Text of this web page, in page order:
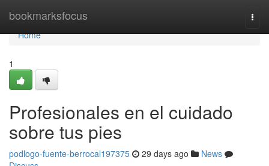
bookmarksfocus
Home
Home
1
Profesionales en el cuidado
sobre tus pies
podlogo-fuente-berrocal197375 29 days ago
News